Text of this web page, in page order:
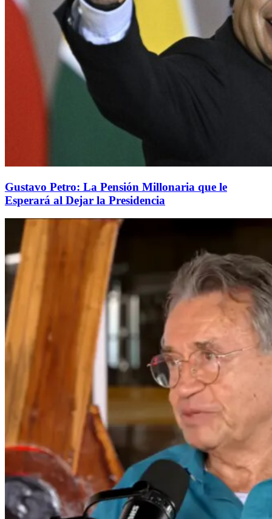
Gustavo Petro: La Pensión Millonaria que le
Esperará al Dejar la Presidencia